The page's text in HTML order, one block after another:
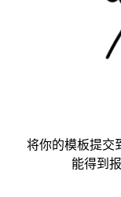
将你的模板提交
能得到